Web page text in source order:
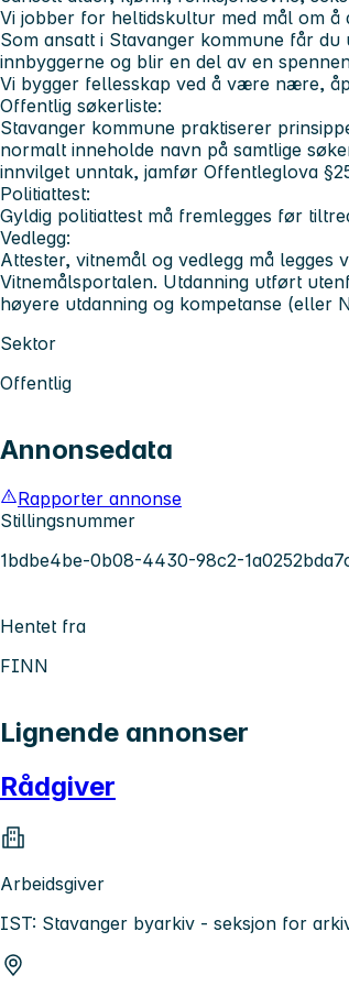
Vi jobber for heltidskultur med mål om å
Som ansatt i Stavanger kommune får
innbyggerne og blir en del av en
Vi bygger fellesskap ved å være nære,
Offentlig søkerliste:
Stavanger kommune praktiserer
normalt inneholde navn på samtlige
innvilget unntak, jamfør Offentleglova
Politiattest:
Gyldig politiattest må fremlegges før
Vedlegg:
Attester, vitnemål og vedlegg må
Vitnemålsportalen. Utdanning utført
høyere utdanning og kompetanse (eller
Sektor
Offentlig
Annonsedata
Rapporter annonse
Stillingsnummer
1bdbe4be-0b08-4430-98c2-
Hentet fra
FINN
Lignende annonser
Rådgiver
Arbeidsgiver
IST: Stavanger byarkiv - seksjon for